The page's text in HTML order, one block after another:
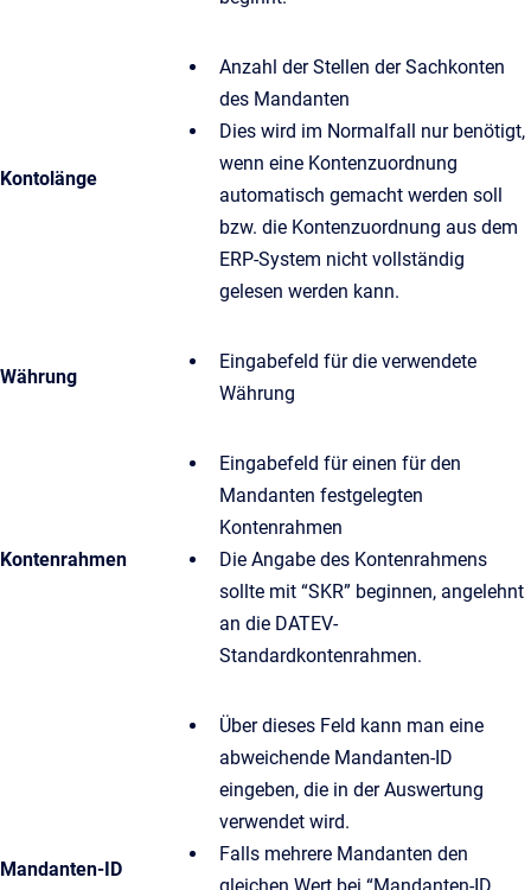
Kontolänge
Anzahl der Stellen der Sachkonten
des Mandanten
Dies wird im Normalfall nur benötigt,
wenn eine Kontenzuordnung
automatisch gemacht werden soll
bzw. die Kontenzuordnung aus dem
ERP-System nicht vollständig
gelesen werden kann.
Währung
Eingabefeld für die verwendete
Währung
Kontenrahmen
Eingabefeld für einen für den
Mandanten festgelegten
Kontenrahmen
Die Angabe des Kontenrahmens
sollte mit “SKR” beginnen, angelehnt
an die DATEV-
Standardkontenrahmen.
Mandanten-ID
Über dieses Feld kann man eine
abweichende Mandanten-ID
eingeben, die in der Auswertung
verwendet wird.
Falls mehrere Mandanten den